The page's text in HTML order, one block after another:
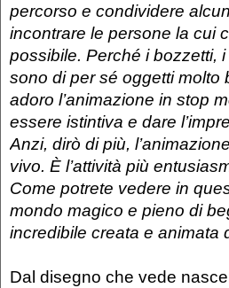
percorso e condividere
incontrare le persone la cui
possibile. Perché i bozzetti,
sono di per sé oggetti molto
adoro l’animazione in stop
essere istintiva e dare
Anzi, dirò di più,
vivo. È l’attività più
Come potrete vedere in
mondo magico e pieno di
incredibile creata e animata
Dal disegno che vede